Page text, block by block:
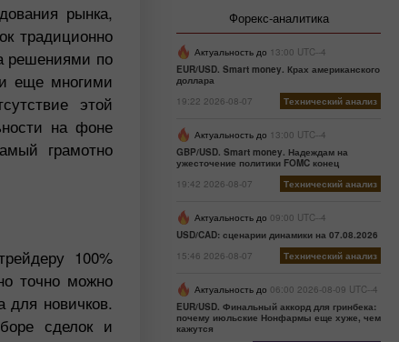
рынка,
традиционно
решениями по
еще многими
этой
на фоне
грамотно
100%
точно можно
для новичков.
сделок и
Форекс-аналитика
Актуальность до 13:00 UTC--4
EUR/USD. Smart money. Крах американского
доллара
19:22 2026-08-07
Технический анализ
Актуальность до 13:00 UTC--4
GBP/USD. Smart money. Надеждам на
ужесточение политики FOMC конец
19:42 2026-08-07
Технический анализ
Актуальность до 09:00 UTC--4
USD/CAD: сценарии динамики на 07.08.2026
15:46 2026-08-07
Технический анализ
Актуальность до 06:00 2026-08-09 UTC--4
EUR/USD. Финальный аккорд для гринбека:
почему июльские Нонфармы еще хуже, чем
кажутся